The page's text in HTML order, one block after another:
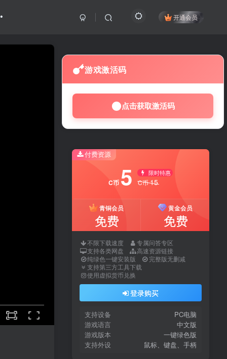
开通会员
游戏激活码
点击获取激活码
付费资源
C币 5 限时特惠
C币15
青铜会员
免费
黄金会员
免费
不限下载速度
专属问答专区
支持各类网盘
高速资源链接
纯绿色一键安装版
完整版无删减
支持第三方工具下载
使用虚拟货币兑换
登录购买
支持设备
PC电脑
游戏语言
中文版
游戏版本
一键绿色版
支持外设
鼠标、键盘、手柄